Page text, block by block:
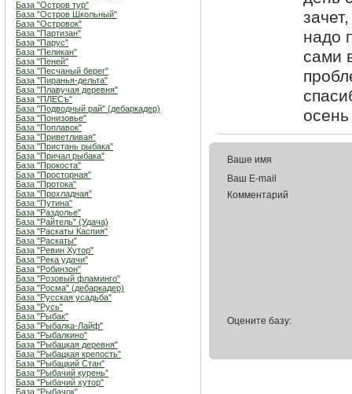
База "Остров тур"
База "Остров Школьный"
База "Островок"
База "Партизан"
База "Парус"
База "Пеликан"
База "Пеней"
База "Песчаный берег"
База "Пиранья-дельта"
База "Плавучая деревня"
База "ПЛЕСъ"
База "Подводный рай" (дебаркадер)
База "Понизовье"
База "Поплавок"
База "Приветливая"
База "Пристань рыбака"
База "Причал рыбака"
База "Прокоста"
База "Просторная"
База "Протока"
База "Прохладная"
База "Путина"
База "Раздолье"
База "Райтель" (Удача)
База "Раскаты Каспия"
База "Раскаты"
База "Ревин Хутор"
База "Река удачи"
База "Робинзон"
База "Розовый фламинго"
База "Росма" (дебаркадер)
База "Русская усадьба"
База "Русь"
База "Рыбак"
База "Рыбалка-Лайф"
База "Рыбалкино"
База "Рыбацкая деревня"
База "Рыбацкая крепость"
База "Рыбацкий Стан"
База "Рыбачий курень"
База "Рыбачий хутор"
База "Рыбачок"
надо
сами
Ваше имя
Ваш E-mail
Комментарий
Оцените базу: